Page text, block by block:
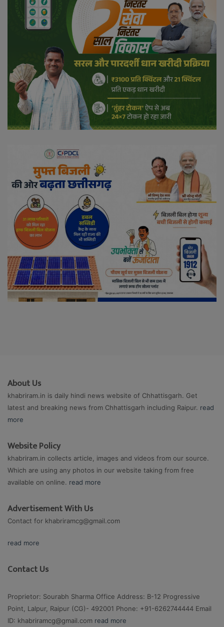
About Us
khabriram.in is daily hindi news website of Chhattisgarh. Get
latest and breaking news from Chhattisgarh including Raipur. read
more
Website Policy
khabriram.in collects article, images and videos from our source.
Which are using any photos in our website taking from free
available on online. read more
Advertisement With Us
Contact for khabriramcg@gmail.com
read more
Contact Us
Proprietor: Sourabh Sharma Office Address: B-12 Progressive
Point, Lalpur, Raipur (CG)- 492001 Phone: +91-6262744444 Email
ID: khabriramcg@gmail.com read more